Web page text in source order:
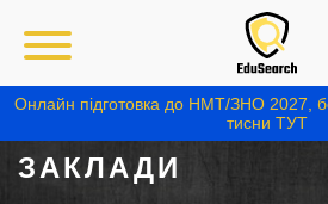
Онлайн підготовка до НМТ/ЗНО 2027,
тисни ТУТ
ЗАКЛАДИ